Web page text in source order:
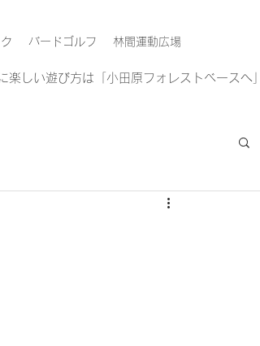
バードゴルフ 林間運動広場
楽しい遊び方は「小田原フォレストベースへ」